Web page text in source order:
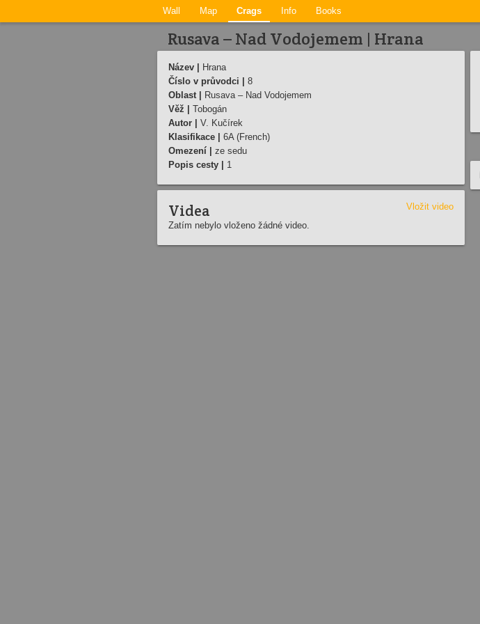
Wall Map Crags Info Books
Rusava – Nad Vodojemem | Hrana
Název |
Hrana
Číslo v průvodci |
8
Oblast |
Rusava – Nad Vodojemem
Věž |
Tobogán
Autor |
V. Kučírek
Klasifikace |
6A (French)
Omezení |
ze sedu
Popis cesty |
1
Videa
Vložit video
Zatím nebylo vloženo žádné video.